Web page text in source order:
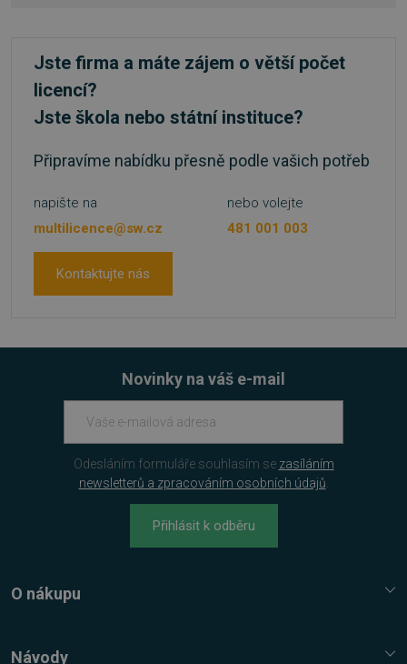
Jste firma a máte zájem o větší počet
licencí?
Jste škola nebo státní instituce?
Připravíme nabídku přesně podle vašich potřeb
napište na
multilicence@sw.cz
nebo volejte
481 001 003
Kontaktujte nás
Novinky na váš e-mail
Odesláním formuláře souhlasím se zasíláním
newsletterů a zpracováním osobních údajů.
Přihlásit k odběru
O nákupu
Elektronické licence a trezor
Návody
PHPSESSID
PHP.net
.www.sw.sk